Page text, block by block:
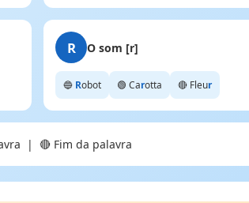
R O som [r]
🔵 Robot 🟢 Carotta 🔴 Fleur
| 🔴 Fim da palavra